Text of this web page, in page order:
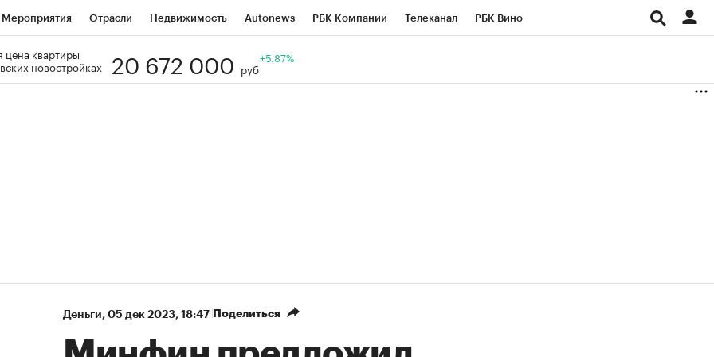
Мероприятия Отрасли Недвижимость Autonews РБК Компании Телеканал РБК Вино
Визионеры
цена квартиры
новостройках
20 672 000 руб
+5.87%
Деньги⁠, 05 дек 2023, 18:47 Поделиться